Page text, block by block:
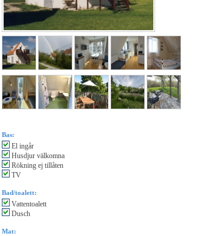
Bas:
El ingår
Husdjur välkomna
Rökning ej tillåten
TV
Bad/toalett:
Vattentoalett
Dusch
Mat: